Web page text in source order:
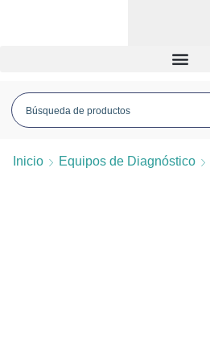
Inicio Equipos de Diagnóstico